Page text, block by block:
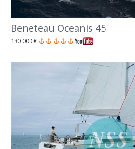
Beneteau Oceanis 45
180 000 €